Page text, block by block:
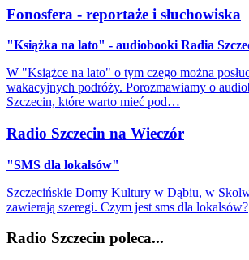
Fonosfera - reportaże i słuchowiska
"Książka na lato" - audiobooki Radia
W "Książce na lato" o tym czego można
wakacyjnych podróży. Porozmawiamy o
Szczecin, które warto mieć pod…
Radio Szczecin na Wieczór
"SMS dla lokalsów"
Szczecińskie Domy Kultury w Dąbiu, w
zawierają szeregi. Czym jest sms dla lokalsów?
Radio Szczecin poleca...